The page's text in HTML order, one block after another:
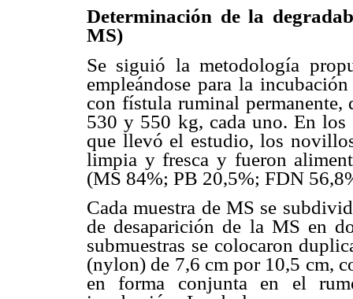
Determinación de la
MS)
Se siguió la metodología
empleándose para la
con fístula ruminal
530 y 550 kg, cada uno. En
que llevó el estudio, los
limpia y fresca y fueron
(MS 84%; PB 20,5%; FDN
Cada muestra de MS se
de desaparición de la MS en
submuestras se colocaron
(nylon) de 7,6 cm por 10,5 cm,
en forma conjunta en el